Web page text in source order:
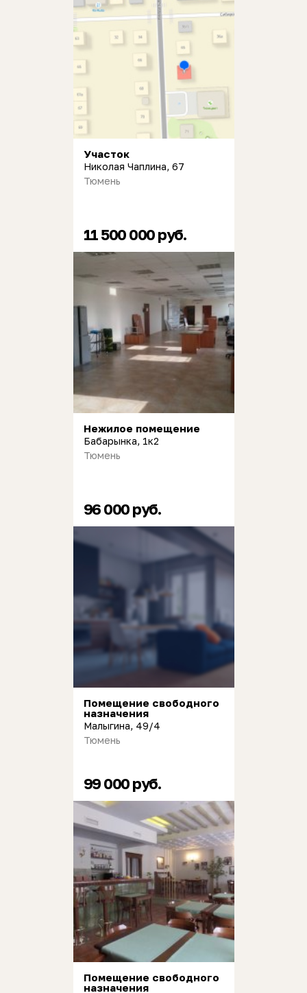
Участок
Николая Чаплина, 67
Тюмень
11 500 000 руб.
Нежилое помещение
Бабарынка, 1к2
Тюмень
96 000 руб.
Помещение свободного
назначения
Малыгина, 49/4
Тюмень
99 000 руб.
Помещение свободного
назначения